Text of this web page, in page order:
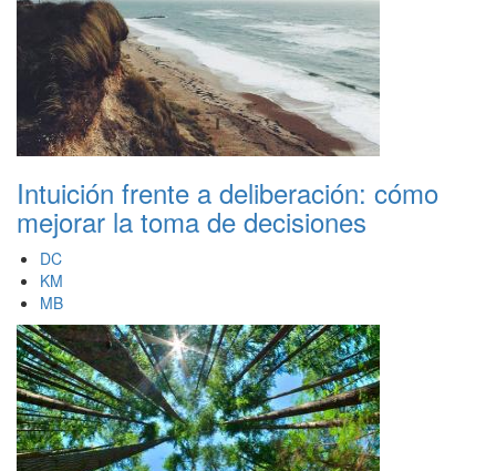
Intuición frente a deliberación: cómo
mejorar la toma de decisiones
DC
KM
MB